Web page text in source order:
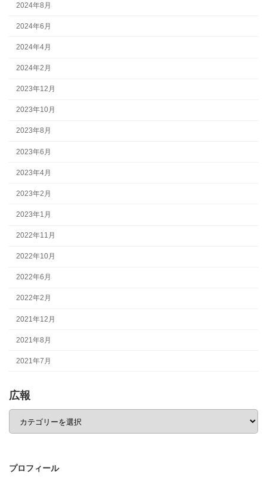
2024年8月
2024年6月
2024年4月
2024年2月
2023年12月
2023年10月
2023年8月
2023年6月
2023年4月
2023年2月
2023年1月
2022年11月
2022年10月
2022年6月
2022年2月
2021年12月
2021年8月
2021年7月
広報
広
プロフィール